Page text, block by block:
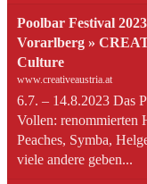
Poolbar Festival
Vorarlberg »
Culture
www.creativeaustria.at
6.7. – 14.8.2023 Das
Vollen: renommierten
Peaches, Symba,
viele andere geben...